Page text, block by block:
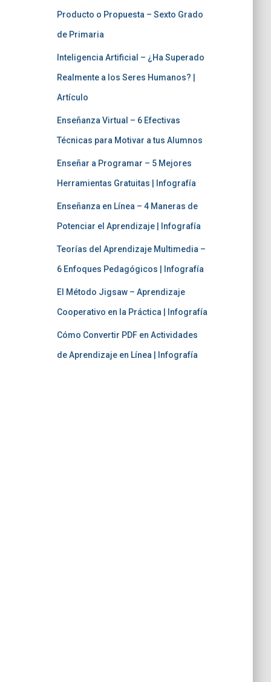
Producto o Propuesta – Sexto Grado
de Primaria
Inteligencia Artificial – ¿Ha Superado
Realmente a los Seres Humanos? |
Artículo
Enseñanza Virtual – 6 Efectivas
Técnicas para Motivar a tus Alumnos
Enseñar a Programar – 5 Mejores
Herramientas Gratuitas | Infografía
Enseñanza en Línea – 4 Maneras de
Potenciar el Aprendizaje | Infografía
Teorías del Aprendizaje Multimedia –
6 Enfoques Pedagógicos | Infografía
El Método Jigsaw – Aprendizaje
Cooperativo en la Práctica | Infografía
Cómo Convertir PDF en Actividades
de Aprendizaje en Línea | Infografía